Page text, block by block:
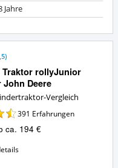
Jahre
Traktor rollyJunior
Deere
)
Vergleich
391 Erfahrungen
ca. 194 €